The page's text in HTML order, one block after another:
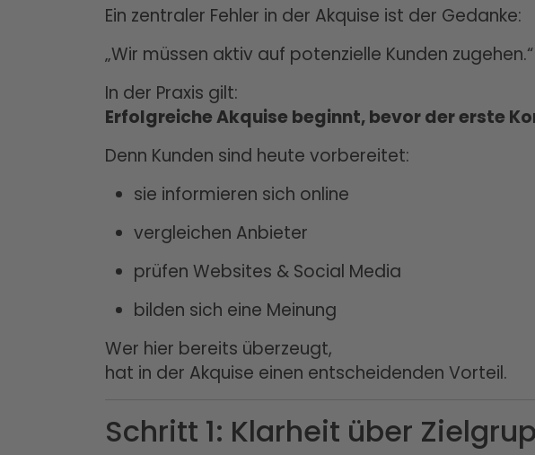
Ein zentraler Fehler in der Akquise ist der Gedanke:
„Wir müssen aktiv auf potenzielle Kunden zugehen.“
In der Praxis gilt:
Erfolgreiche Akquise beginnt, bevor der erste
Denn Kunden sind heute vorbereitet:
sie informieren sich online
vergleichen Anbieter
prüfen Websites & Social Media
bilden sich eine Meinung
Wer hier bereits überzeugt,
hat in der Akquise einen entscheidenden Vorteil.
Schritt 1: Klarheit über